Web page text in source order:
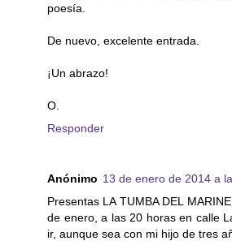
poesía.
De nuevo, excelente entrada.
¡Un abrazo!
O.
Responder
Anónimo 13 de enero de 2014 a
Presentas LA TUMBA DEL
de enero, a las 20 horas en calle
ir, aunque sea con mi hijo de tres